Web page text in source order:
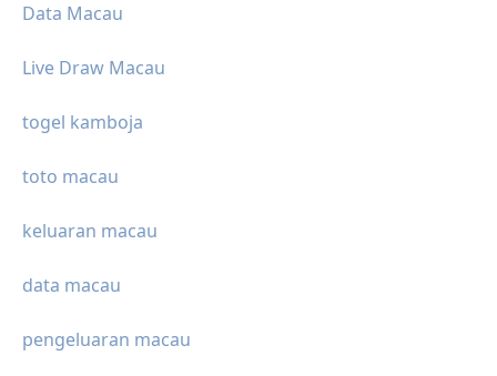
Data Macau
Live Draw Macau
togel kamboja
toto macau
keluaran macau
data macau
pengeluaran macau